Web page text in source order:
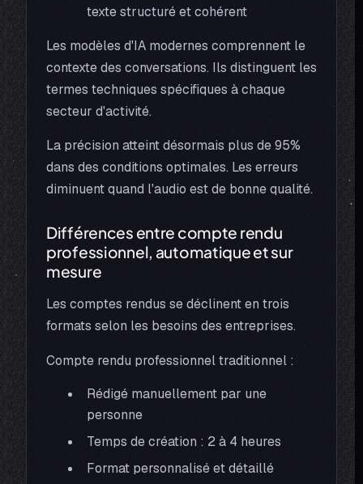
texte structuré et cohérent
Les modèles d'IA modernes comprennent le
contexte des conversations. Ils distinguent les
termes techniques spécifiques à chaque
secteur d'activité.
La précision atteint désormais plus de 95%
dans des conditions optimales. Les erreurs
diminuent quand l'audio est de bonne qualité.
Différences entre compte rendu
professionnel, automatique et sur
mesure
Les comptes rendus se déclinent en trois
formats selon les besoins des entreprises.
Compte rendu professionnel traditionnel :
Rédigé manuellement par une
personne
Temps de création : 2 à 4 heures
Format personnalisé et détaillé